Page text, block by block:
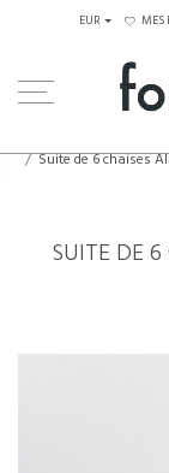
EUR MES
Suite de 6 chaises
SUITE DE